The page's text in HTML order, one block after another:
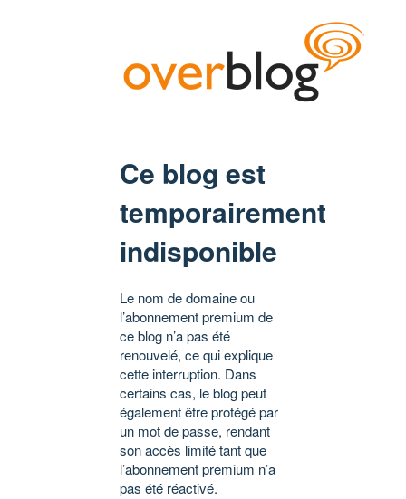
Ce blog est
temporairement
indisponible
Le nom de domaine ou
l’abonnement premium de
ce blog n’a pas été
renouvelé, ce qui explique
cette interruption. Dans
certains cas, le blog peut
également être protégé par
un mot de passe, rendant
son accès limité tant que
l’abonnement premium n’a
pas été réactivé.